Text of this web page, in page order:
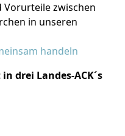
Vorurteile zwischen
in unseren
handeln
drei Landes-ACK´s